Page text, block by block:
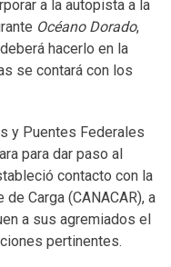
a la autopista a la
Océano Dorado,
hacerlo en la
se contará con los
y Puentes Federales
para dar paso al
contacto con la
Carga (CANACAR), a
a sus agremiados el
pertinentes.